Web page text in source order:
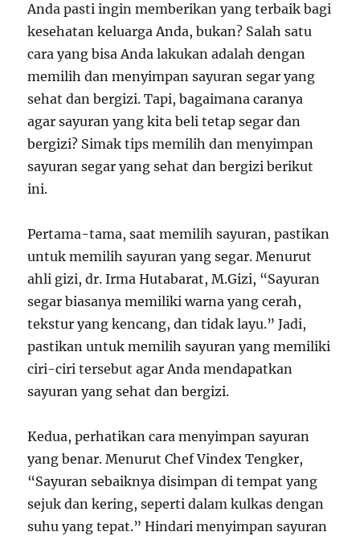
Anda pasti ingin memberikan yang terbaik bagi
kesehatan keluarga Anda, bukan? Salah satu
cara yang bisa Anda lakukan adalah dengan
memilih dan menyimpan sayuran segar yang
sehat dan bergizi. Tapi, bagaimana caranya
agar sayuran yang kita beli tetap segar dan
bergizi? Simak tips memilih dan menyimpan
sayuran segar yang sehat dan bergizi berikut
ini.
Pertama-tama, saat memilih sayuran, pastikan
untuk memilih sayuran yang segar. Menurut
ahli gizi, dr. Irma Hutabarat, M.Gizi, “Sayuran
segar biasanya memiliki warna yang cerah,
tekstur yang kencang, dan tidak layu.” Jadi,
pastikan untuk memilih sayuran yang memiliki
ciri-ciri tersebut agar Anda mendapatkan
sayuran yang sehat dan bergizi.
Kedua, perhatikan cara menyimpan sayuran
yang benar. Menurut Chef Vindex Tengker,
“Sayuran sebaiknya disimpan di tempat yang
sejuk dan kering, seperti dalam kulkas dengan
suhu yang tepat.” Hindari menyimpan sayuran